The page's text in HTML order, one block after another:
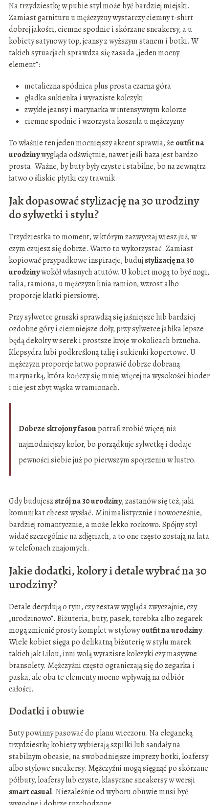
Na trzydziestkę w pubie styl może być bardziej miejski.
Zamiast garnituru u mężczyzny wystarczy ciemny t-shirt
dobrej jakości, ciemne spodnie i skórzane sneakersy, a u
kobiety satynowy top, jeansy z wyższym stanem i botki. W
takich sytuacjach sprawdza się zasada „jeden mocny
element”:
metaliczna spódnica plus prosta czarna góra
gładka sukienka i wyraziste kolczyki
zwykłe jeansy i marynarka w intensywnym kolorze
ciemne spodnie i wzorzysta koszula u mężczyzny
To właśnie ten jeden mocniejszy akcent sprawia, że outfit na
urodzinywygląda odświętnie, nawet jeśli baza jest bardzo
prosta. Ważne, by buty były czyste i stabilne, bo na zewnątrz
łatwo o śliskie płytki czy trawnik.
Jak dopasować stylizację na 30 urodziny
do sylwetki i stylu?
Trzydziestka to moment, w którym zazwyczaj wiesz już, w
czym czujesz się dobrze. Warto to wykorzystać. Zamiast
kopiować przypadkowe inspiracje, buduj stylizację na 30
urodzinywokół własnych atutów. U kobiet mogą to być nogi,
talia, ramiona, u mężczyzn linia ramion, wzrost albo
proporcje klatki piersiowej.
Przy sylwetce gruszki sprawdzą się jaśniejsze lub bardziej
ozdobne góry i ciemniejsze doły, przy sylwetce jabłka lepsze
będą dekolty w serek i prostsze kroje w okolicach brzucha.
Klepsydra lubi podkreśloną talię i sukienki kopertowe. U
mężczyzn proporcje łatwo poprawić dobrze dobraną
marynarką, która kończy się mniej więcej na wysokości bioder
i nie jest zbyt wąska w ramionach.
Dobrze skrojony fasonpotrafi zrobić więcej niż
najmodniejszy kolor, bo porządkuje sylwetkę i dodaje
pewności siebie już po pierwszym spojrzeniu w lustro.
Gdy budujeszstrój na 30 urodziny, zastanów się też, jaki
komunikat chcesz wysłać. Minimalistycznie i nowocześnie,
bardziej romantycznie, a może lekko rockowo. Spójny styl
widać szczególnie na zdjęciach, a to one często zostają na lata
w telefonach znajomych.
Jakie dodatki, kolory i detale wybrać na 30
urodziny?
Detale decydują o tym, czy zestaw wygląda zwyczajnie, czy
„urodzinowo”. Biżuteria, buty, pasek, torebka albo zegarek
mogą zmienić prosty komplet w stylowyoutfit na urodziny.
Wiele kobiet sięga po delikatną biżuterię w stylu marek
takich jak Lilou, inni wolą wyraziste kolczyki czy masywne
bransolety. Mężczyźni często ograniczają się do zegarka i
paska, ale oba te elementy mocno wpływają na odbiór
całości.
Dodatki i obuwie
Buty powinny pasować do planu wieczoru. Na elegancką
trzydziestkę kobiety wybierają szpilki lub sandały na
stabilnym obcasie, na swobodniejsze imprezy botki, loafersy
albo stylowe sneakersy. Mężczyźni mogą sięgnąć po skórzane
półbuty, loafersy lub czyste, klasyczne sneakersy w wersji
smart casual. Niezależnie od wyboru obuwie musi być